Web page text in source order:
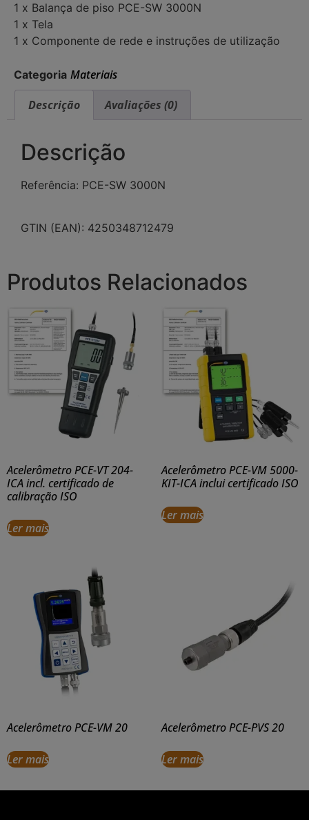
1 x Balança de piso PCE-SW 3000N
1 x Tela
1 x Componente de rede e instruções de utilização
Categoria Materiais
Descrição
Avaliações (0)
Descrição
Referência: PCE-SW 3000N
GTIN (EAN): 4250348712479
Produtos Relacionados
Acelerômetro PCE-VT 204-
ICA incl. certificado de
calibração ISO
Ler mais
Acelerômetro PCE-VM 5000-
KIT-ICA inclui certificado ISO
Ler mais
Acelerômetro PCE-VM 20
Ler mais
Acelerômetro PCE-PVS 20
Ler mais